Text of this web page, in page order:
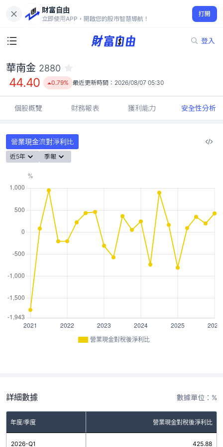
財富自由
立即使用APP，開啟您的股市智慧導航！
打開
登入
44.40
0.79%
華南金 2880
44.40 0.79% 最近更新時間： 2026/08/07 05:30
個股概覽 財務報表 獲利能力 安全性分析
營業現金流對淨利比
近5年 季報
營業現金對稅後淨利比
詳細數據 數據單位：%
年度/季度 營業現金對稅後淨利比
2026-Q1 425.88